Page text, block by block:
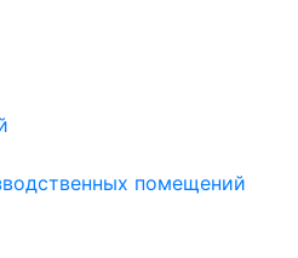
помещений